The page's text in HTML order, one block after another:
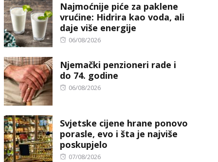
Najmoćnije piće za paklene
vrućine: Hidrira kao voda, ali
daje više energije
Posted
06/08/2026
Njemački penzioneri rade i
do 74. godine
Posted
06/08/2026
Svjetske cijene hrane ponovo
porasle, evo i šta je najviše
poskupjelo
Posted
07/08/2026